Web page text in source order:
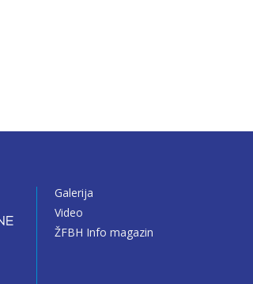
Galerija
Video
ŽFBH Info magazin